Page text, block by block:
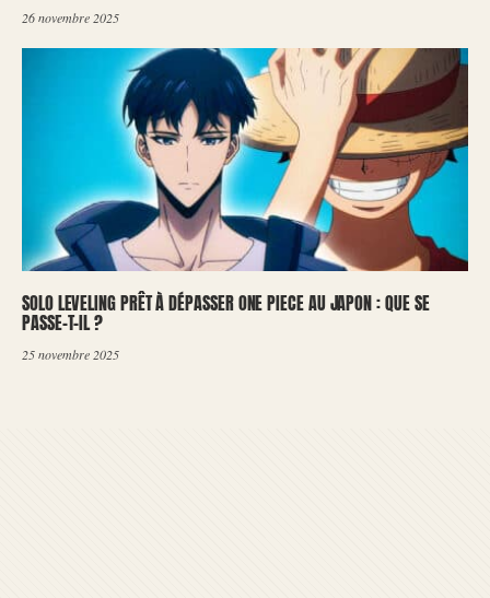
26 novembre 2025
SOLO LEVELING PRÊT À DÉPASSER ONE PIECE AU JAPON : QUE SE
PASSE-T-IL ?
25 novembre 2025